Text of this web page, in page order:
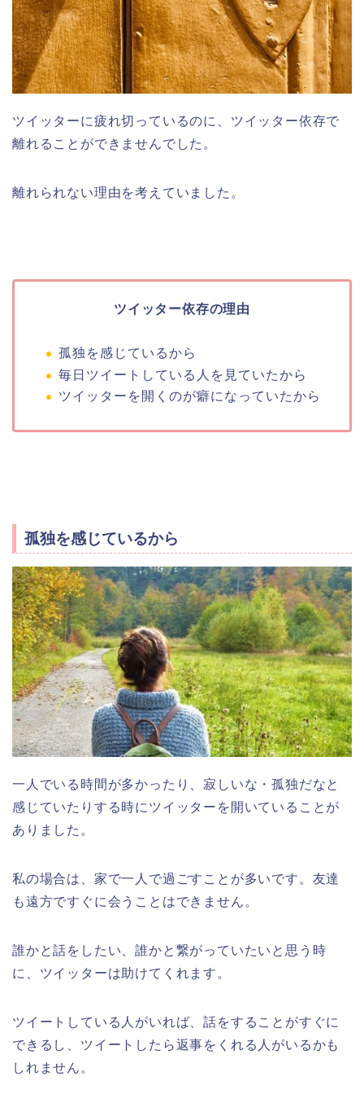
ツイッターに疲れ切っているのに、ツイッター依存で
離れることができませんでした。
離れられない理由を考えていました。
ツイッター依存の理由
孤独を感じているから
毎日ツイートしている人を見ていたから
ツイッターを開くのが癖になっていたから
孤独を感じているから
一人でいる時間が多かったり、寂しいな・孤独だなと
感じていたりする時にツイッターを開いていることが
ありました。
私の場合は、家で一人で過ごすことが多いです。友達
も遠方ですぐに会うことはできません。
誰かと話をしたい、誰かと繋がっていたいと思う時
に、ツイッターは助けてくれます。
ツイートしている人がいれば、話をすることがすぐに
できるし、ツイートしたら返事をくれる人がいるかも
しれません。